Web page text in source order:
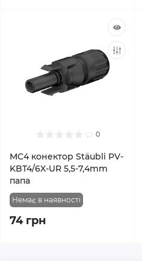
0
MC4 конектор Stäubli PV-
KBT4/6X-UR 5,5-7,4mm
папа
Немає в наявності
74 грн